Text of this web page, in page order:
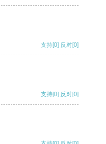
支持[0] 反对[0]
支持[0] 反对[0]